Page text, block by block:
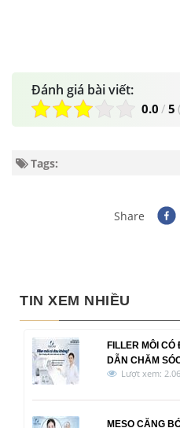
Đánh giá bài viết:
0.0 / 5 (
Tags:
Share
TIN XEM NHIỀU
FILLER MÔI
DẪN CHĂM
Lượt xem:
MESO CĂNG